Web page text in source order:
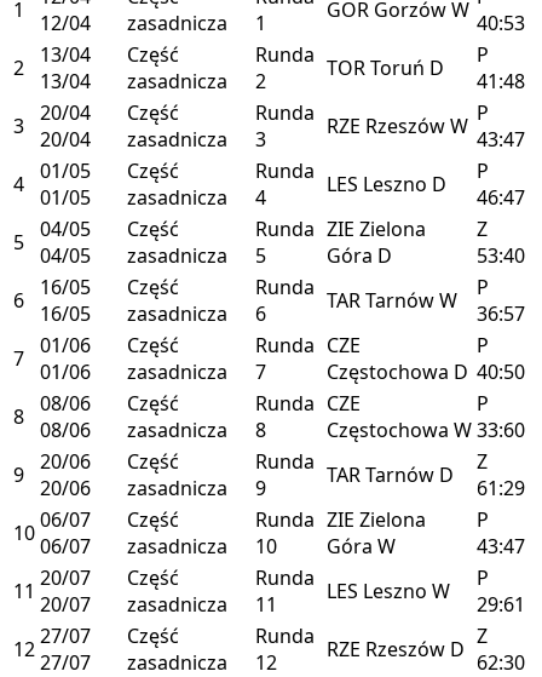
1
12/04
zasadnicza
1
GOR GorzówW 40:53
2
13/04
13/04
Część
zasadnicza
Runda
2
TORToruń D
P
41:48
3 20/04
20/04
Część
zasadnicza
Runda
3
RZE RzeszówW P
43:47
4 01/05
01/05
Część
zasadnicza
Runda
4
LES Leszno D
P
46:47
5 04/05
04/05
Część
zasadnicza
Runda
5
ZIE Zielona
Góra D
Z
53:40
6
16/05
16/05
Część
zasadnicza
Runda
6
TARTarnówW
P
36:57
7 01/06
01/06
Część
zasadnicza
Runda
7
CZE
Częstochowa D
P
40:50
8 08/06
08/06
Część
zasadnicza
Runda
8
CZE
Częstochowa W
P
33:60
9 20/06
20/06
Część
zasadnicza
Runda
9
TARTarnów D
Z
61:29
1006/07
06/07
Część
zasadnicza
Runda
10
ZIE Zielona
Góra W
P
43:47
11 20/07
20/07
Część
zasadnicza
Runda
11
LES Leszno W
P
29:61
1227/07
27/07
Część
zasadnicza
Runda
12
RZE Rzeszów D Z
62:30